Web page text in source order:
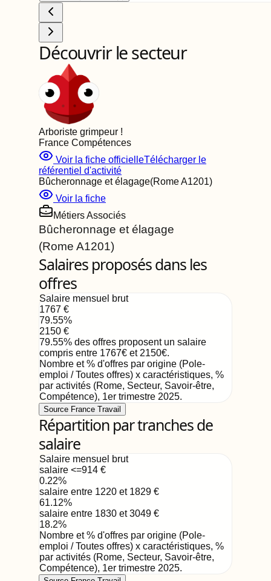
Découvrir le secteur
Arboriste grimpeur !
France Compétences
Voir la fiche officielleTélécharger le
référentiel d'activité
Bûcheronnage et élagage(RomeA1201)
Voir la fiche
Métiers Associés
Bûcheronnage et élagage
(Rome A1201)
Salaires proposés dans les
offres
Salaire mensuel brut
1767 €
79.55%
2150 €
79.55% des offres proposent un salaire
compris entre 1767€ et 2150€.
Nombre et % d'offres par origine (Pole-
emploi / Toutes offres) x caractéristiques, %
par activités (Rome, Secteur, Savoir-être,
Compétence), 1er trimestre 2025.
Source France Travail
Répartition par tranches de
salaire
Salaire mensuel brut
salaire <=914 €
0.22%
salaire entre 1220 et 1829 €
61.12%
salaire entre 1830 et 3049 €
18.2%
Nombre et % d'offres par origine (Pole-
emploi / Toutes offres) x caractéristiques, %
par activités (Rome, Secteur, Savoir-être,
Compétence), 1er trimestre 2025.